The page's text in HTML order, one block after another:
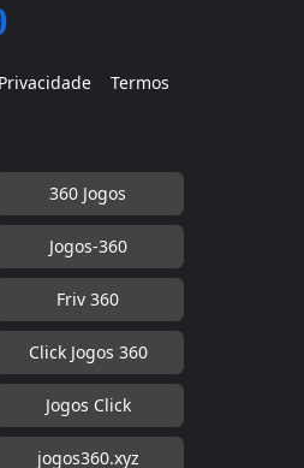
Privacidade Termos
360 Jogos
Jogos-360
Friv 360
Click Jogos 360
Jogos Click
jogos360.xyz